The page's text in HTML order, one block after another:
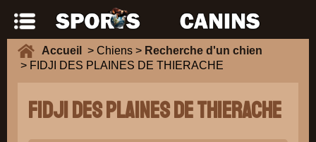
Accueil > Chiens > Recherche d'un chien
> FIDJI DES PLAINES DE THIERACHE
FIDJI DES PLAINES DE THIERACHE